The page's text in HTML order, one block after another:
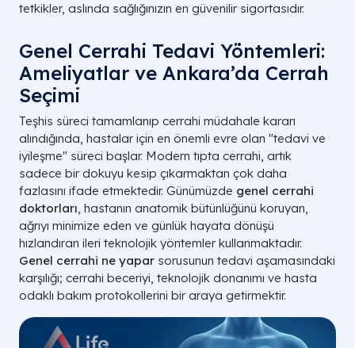
tetkikler, aslında sağlığınızın en güvenilir sigortasıdır.
Genel Cerrahi Tedavi Yöntemleri:
Ameliyatlar ve Ankara’da Cerrah
Seçimi
Teşhis süreci tamamlanıp cerrahi müdahale kararı
alındığında, hastalar için en önemli evre olan "tedavi ve
iyileşme" süreci başlar. Modern tıpta cerrahi, artık
sadece bir dokuyu kesip çıkarmaktan çok daha
fazlasını ifade etmektedir. Günümüzde genel cerrahi
doktorları, hastanın anatomik bütünlüğünü koruyan,
ağrıyı minimize eden ve günlük hayata dönüşü
hızlandıran ileri teknolojik yöntemler kullanmaktadır.
Genel cerrahi ne yapar sorusunun tedavi aşamasındaki
karşılığı; cerrahi beceriyi, teknolojik donanımı ve hasta
odaklı bakım protokollerini bir araya getirmektir.